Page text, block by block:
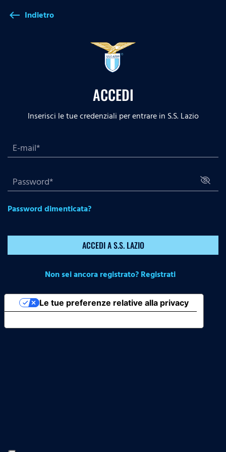
west Indietro
ACCEDI
Inserisci le tue credenziali per entrare in S.S. Lazio
Password dimenticata?
ACCEDI A S.S. LAZIO
Non sei ancora registrato? Registrati
Le tue preferenze relative alla privacy